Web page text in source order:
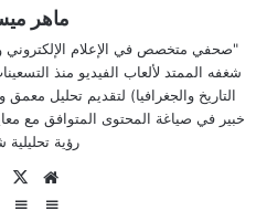
ماهر
شغفه الممتد لألعاب الفيديو منذ
التاريخ والجغرافيا) لتقديم تحليل
خبير في صياغة المحتوى المتوافق مع
رؤية تحليلية
موقع
‫X